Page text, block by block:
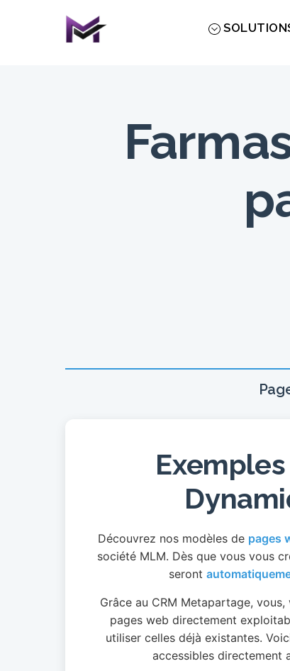
Découvrez nos modèles de pages
société MLM. Dès que vous vous
seront
Grâce au CRM Metapartage,
pages web directement
utiliser celles déjà existantes.
accessibles directement